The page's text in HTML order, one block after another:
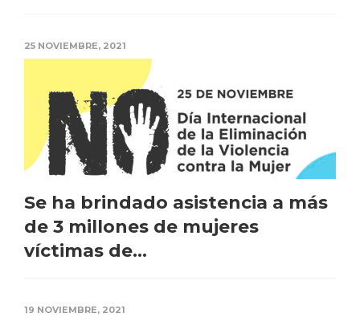
25 NOVIEMBRE, 2021
Se ha brindado asistencia a más
de 3 millones de mujeres
víctimas de...
19 NOVIEMBRE, 2021